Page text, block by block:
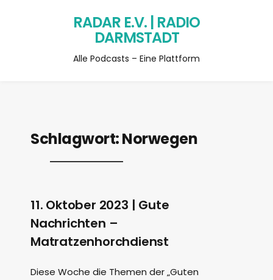
RADAR E.V. | RADIO
DARMSTADT
Alle Podcasts – Eine Plattform
Schlagwort:Norwegen
11. Oktober 2023 | Gute
Nachrichten –
Matratzenhorchdienst
Diese Woche die Themen der „Guten